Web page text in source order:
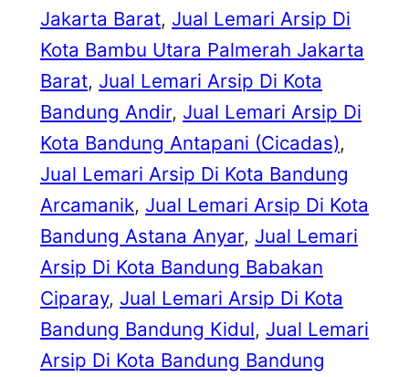
Jakarta Barat, Jual Lemari Arsip Di
Kota Bambu Utara Palmerah Jakarta
Barat, Jual Lemari Arsip Di Kota
Bandung Andir, Jual Lemari Arsip Di
Kota Bandung Antapani (Cicadas)
Jual Lemari Arsip Di Kota Bandung
Arcamanik, Jual Lemari Arsip Di Kota
Bandung Astana Anyar, Jual Lemari
Arsip Di Kota Bandung Babakan
Ciparay, Jual Lemari Arsip Di Kota
Bandung Bandung Kidul, Jual Lemari
Arsip Di Kota Bandung Bandung